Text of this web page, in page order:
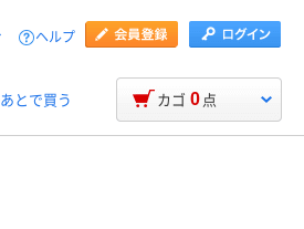
ヘルプ
あとで買う カゴ 0 点